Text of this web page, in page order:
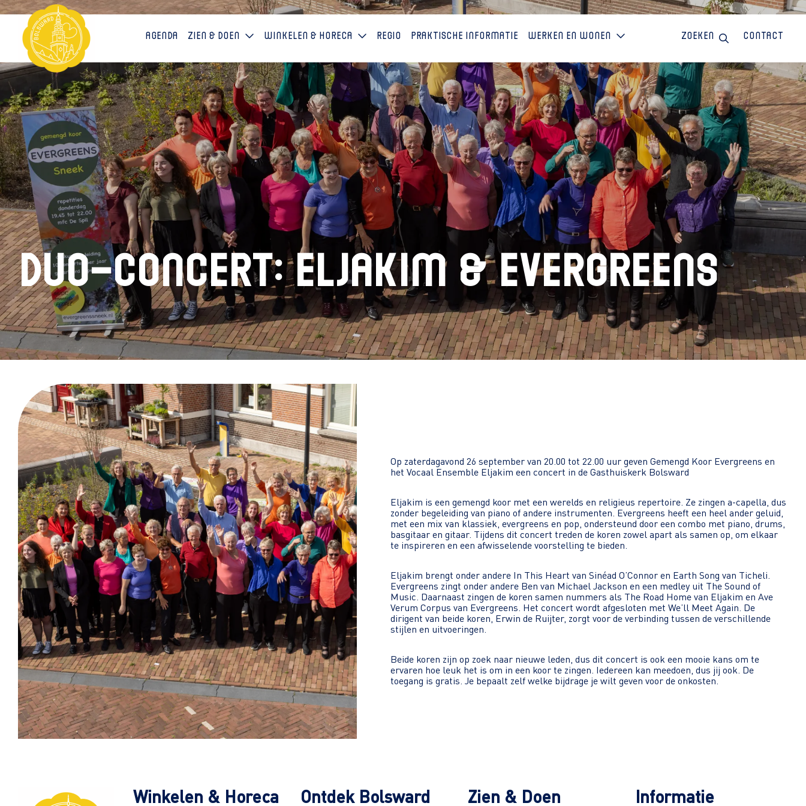
Agenda Zien & doen Winkelen & horeca Regio Praktische informatie Werken en wonen Zoeken Contact
DUO-concert: Eljakim & Evergreens
Op zaterdagavond 26 september van 20.00 tot 22.00 uur geven Gemengd Koor Evergreens en
het Vocaal Ensemble Eljakim een concert in de Gasthuiskerk Bolsward
Eljakim is een gemengd koor met een werelds en religieus repertoire. Ze zingen a-capella, dus
zonder begeleiding van piano of andere instrumenten. Evergreens heeft een heel ander geluid,
met een mix van klassiek, evergreens en pop, ondersteund door een combo met piano, drums,
basgitaar en gitaar. Tijdens dit concert treden de koren zowel apart als samen op, om elkaar
te inspireren en een afwisselende voorstelling te bieden.
Eljakim brengt onder andere In This Heart van Sinéad O’Connor en Earth Song van Ticheli.
Evergreens zingt onder andere Ben van Michael Jackson en een medley uit The Sound of
Music. Daarnaast zingen de koren samen nummers als The Road Home van Eljakim en Ave
Verum Corpus van Evergreens. Het concert wordt afgesloten met We’ll Meet Again. De
dirigent van beide koren, Erwin de Ruijter, zorgt voor de verbinding tussen de verschillende
stijlen en uitvoeringen.
Beide koren zijn op zoek naar nieuwe leden, dus dit concert is ook een mooie kans om te
ervaren hoe leuk het is om in een koor te zingen. Iedereen kan meedoen, dus jij ook. De
toegang is gratis. Je bepaalt zelf welke bijdrage je wilt geven voor de onkosten.
Winkelen & Horeca Ontdek Bolsward Zien & Doen Informatie